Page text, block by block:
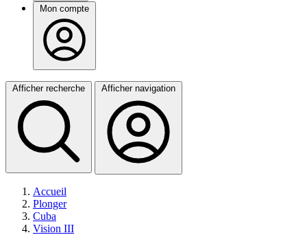
Mon compte
Afficher recherche Afficher navigation
Accueil
Plonger
Cuba
Vision III